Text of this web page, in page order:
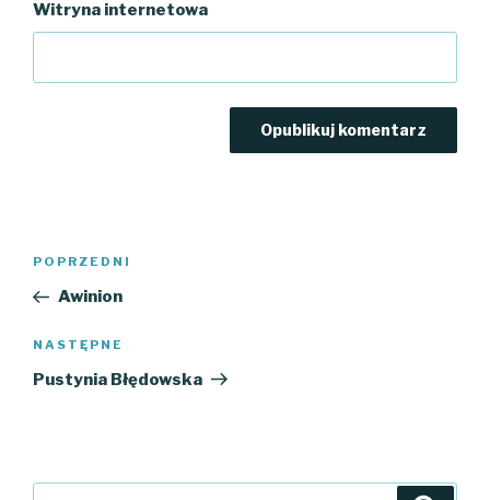
Witryna internetowa
Poprzedni
wpis
POPRZEDNI
Awinion
Następny
wpis
NASTĘPNE
Pustynia Błędowska